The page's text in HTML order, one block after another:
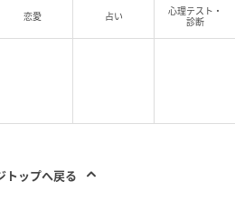
配慮が必要だとする声が目立
ていたとしても、思わぬとこ
しまうかもしれないという指
側が注意喚起を行っている場
です。
恋愛 占い
心理テスト・
診断
トップへ戻る